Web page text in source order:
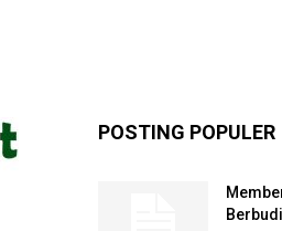
POSTING POPULER